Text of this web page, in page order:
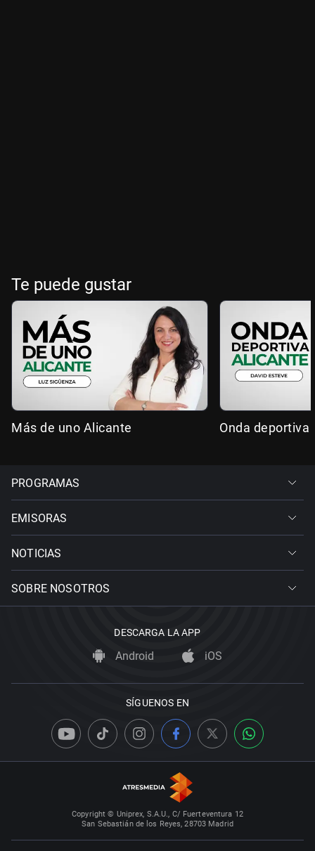
Te puede gustar
Más de uno Alicante Onda deportiva
PROGRAMAS
EMISORAS
NOTICIAS
SOBRE NOSOTROS
DESCARGA LA APP
Android iOS
SÍGUENOS EN
Copyright © Uniprex, S.A.U., C/ Fuerteventura 12
San Sebastián de los Reyes, 28703 Madrid